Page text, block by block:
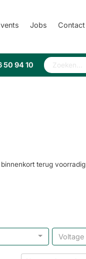
Jobs Contact
50 94 10
terug voorradig
Voltage